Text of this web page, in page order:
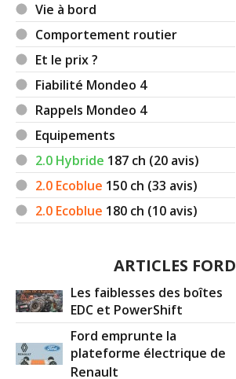
Vie à bord
Comportement routier
Et le prix ?
Fiabilité Mondeo 4
Rappels Mondeo 4
Equipements
2.0 Hybride 187 ch (20 avis)
2.0 Ecoblue 150 ch (33 avis)
2.0 Ecoblue 180 ch (10 avis)
ARTICLES FORD
Les faiblesses des boîtes
EDC et PowerShift
Ford emprunte la
plateforme électrique de
Renault